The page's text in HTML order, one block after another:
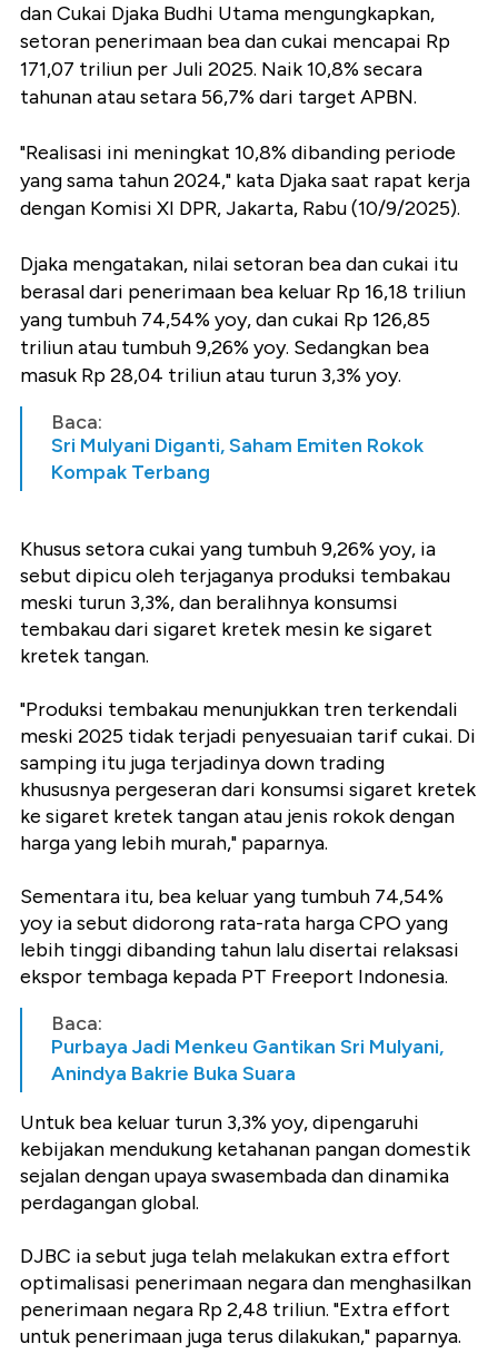
dan Cukai Djaka Budhi Utama mengungkapkan,
setoran penerimaan bea dan cukai mencapai Rp
171,07 triliun per Juli 2025. Naik 10,8% secara
tahunan atau setara 56,7% dari target APBN.
"Realisasi ini meningkat 10,8% dibanding periode
yang sama tahun 2024," kata Djaka saat rapat kerja
dengan Komisi XI DPR, Jakarta, Rabu (10/9/2025).
Djaka mengatakan, nilai setoran bea dan cukai itu
berasal dari penerimaan bea keluar Rp 16,18 triliun
yang tumbuh 74,54% yoy, dan cukai Rp 126,85
triliun atau tumbuh 9,26% yoy. Sedangkan bea
masuk Rp 28,04 triliun atau turun 3,3% yoy.
Baca:
Sri Mulyani Diganti, Saham Emiten Rokok
Kompak Terbang
Khusus setora cukai yang tumbuh 9,26% yoy, ia
sebut dipicu oleh terjaganya produksi tembakau
meski turun 3,3%, dan beralihnya konsumsi
tembakau dari sigaret kretek mesin ke sigaret
kretek tangan.
"Produksi tembakau menunjukkan tren terkendali
meski 2025 tidak terjadi penyesuaian tarif cukai. Di
samping itu juga terjadinya down trading
khususnya pergeseran dari konsumsi sigaret kretek
ke sigaret kretek tangan atau jenis rokok dengan
harga yang lebih murah," paparnya.
Sementara itu, bea keluar yang tumbuh 74,54%
yoy ia sebut didorong rata-rata harga CPO yang
lebih tinggi dibanding tahun lalu disertai relaksasi
ekspor tembaga kepada PT Freeport Indonesia.
Baca:
Purbaya Jadi Menkeu Gantikan Sri Mulyani,
Anindya Bakrie Buka Suara
Untuk bea keluar turun 3,3% yoy, dipengaruhi
kebijakan mendukung ketahanan pangan domestik
sejalan dengan upaya swasembada dan dinamika
perdagangan global.
DJBC ia sebut juga telah melakukan extra effort
optimalisasi penerimaan negara dan menghasilkan
penerimaan negara Rp 2,48 triliun. "Extra effort
untuk penerimaan juga terus dilakukan," paparnya.